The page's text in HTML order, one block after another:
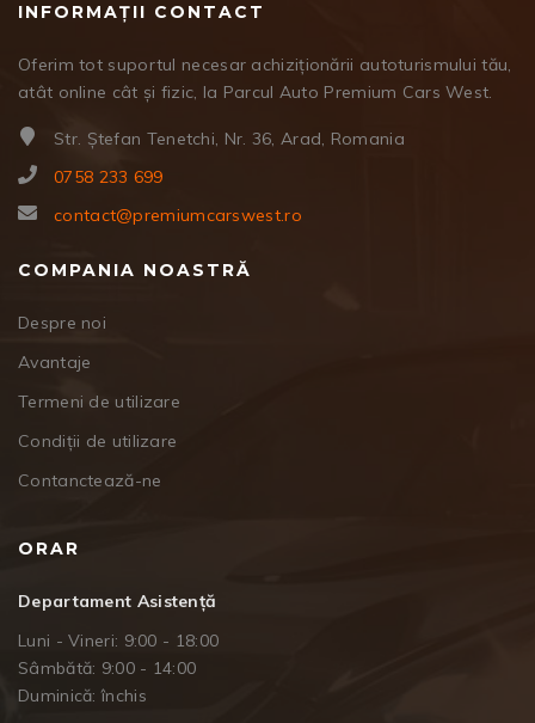
INFORMAȚII CONTACT
Oferim tot suportul necesar achiziționării autoturismului tău,
atât online cât și fizic, la Parcul Auto Premium Cars West.
Str. Ștefan Tenetchi, Nr. 36, Arad, Romania
0758 233 699
contact@premiumcarswest.ro
COMPANIA NOASTRĂ
Despre noi
Avantaje
Termeni de utilizare
Condiții de utilizare
Contanctează-ne
ORAR
Departament Asistență
Luni - Vineri: 9:00 - 18:00
Sâmbătă: 9:00 - 14:00
Duminică: închis